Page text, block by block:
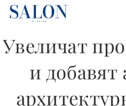
Увеличат
и добавят